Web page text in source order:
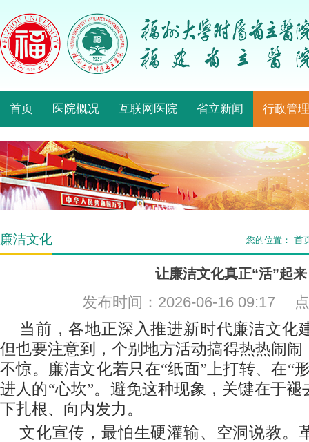
首页 医院概况 互联网医院 省立新闻 行政管理
廉洁文化 您的位置： 首
让廉洁文化真正“活”起来
发布时间：2026-06-16 09:17
当前，各地正深入推进新时代廉洁文化
但也要注意到，个别地方活动搞得热热闹
不惊。廉洁文化若只在“纸面”上打转、在“
进人的“心坎”。避免这种现象，关键在于
下扎根、向内发力。
文化宣传，最怕生硬灌输、空洞说教。